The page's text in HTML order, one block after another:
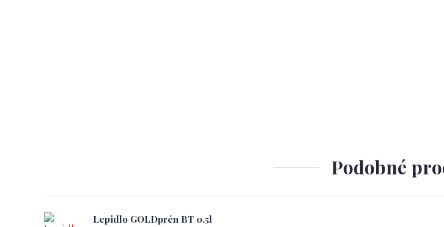
Podobné
Lepidlo GOLDprén BT 0,5l